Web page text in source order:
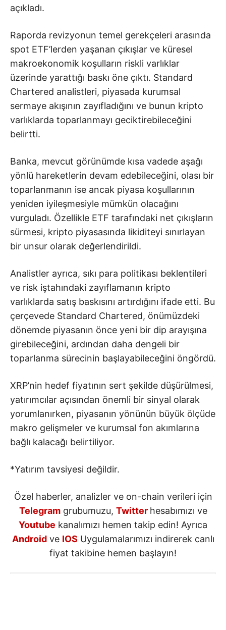
açıkladı.
Raporda revizyonun temel gerekçeleri arasında
spot ETF’lerden yaşanan çıkışlar ve küresel
makroekonomik koşulların riskli varlıklar
üzerinde yarattığı baskı öne çıktı. Standard
Chartered analistleri, piyasada kurumsal
sermaye akışının zayıfladığını ve bunun kripto
varlıklarda toparlanmayı geciktirebileceğini
belirtti.
Banka, mevcut görünümde kısa vadede aşağı
yönlü hareketlerin devam edebileceğini, olası bir
toparlanmanın ise ancak piyasa koşullarının
yeniden iyileşmesiyle mümkün olacağını
vurguladı. Özellikle ETF tarafındaki net çıkışların
sürmesi, kripto piyasasında likiditeyi sınırlayan
bir unsur olarak değerlendirildi.
Analistler ayrıca, sıkı para politikası beklentileri
ve risk iştahındaki zayıflamanın kripto
varlıklarda satış baskısını artırdığını ifade etti. Bu
çerçevede Standard Chartered, önümüzdeki
dönemde piyasanın önce yeni bir dip arayışına
girebileceğini, ardından daha dengeli bir
toparlanma sürecinin başlayabileceğini öngördü.
XRP’nin hedef fiyatının sert şekilde düşürülmesi,
yatırımcılar açısından önemli bir sinyal olarak
yorumlanırken, piyasanın yönünün büyük ölçüde
makro gelişmeler ve kurumsal fon akımlarına
bağlı kalacağı belirtiliyor.
*Yatırım tavsiyesi değildir.
Özel haberler, analizler ve on-chain verileri için
Telegramgrubumuzu, Twitter hesabımızı ve
Youtube kanalımızı hemen takip edin! Ayrıca
Androidve IOS Uygulamalarımızı indirerek canlı
fiyat takibine hemen başlayın!